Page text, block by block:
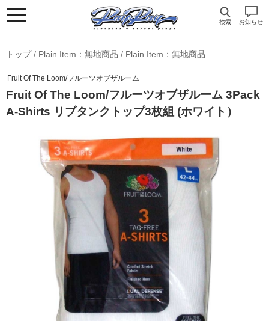
検索 お知らせ
トップ/ Plain Item：無地商品 / Plain Item：無地商品
Fruit Of The Loom/フルーツオブザルーム
Fruit Of The Loom/フルーツオブザルーム 3Pack
A-Shirts リブタンクトップ3枚組 (ホワイト）